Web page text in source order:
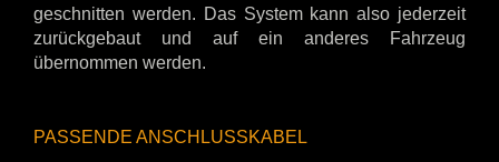
geschnitten werden. Das System kann also jederzeit
zurückgebaut und auf ein anderes Fahrzeug
übernommen werden.
PASSENDE ANSCHLUSSKABEL